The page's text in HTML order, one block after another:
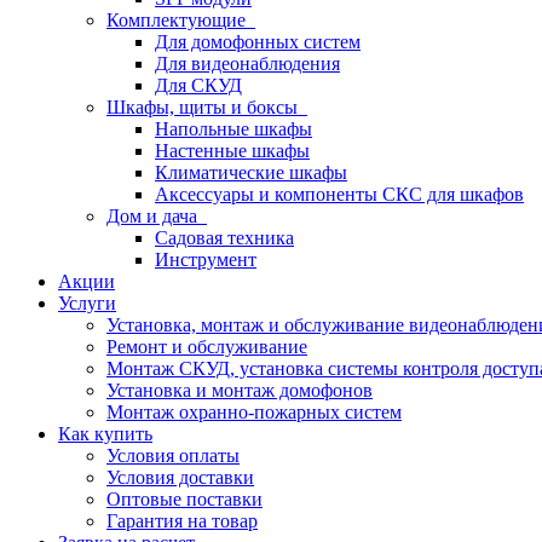
Комплектующие
Для домофонных систем
Для видеонаблюдения
Для СКУД
Шкафы, щиты и боксы
Напольные шкафы
Настенные шкафы
Климатические шкафы
Аксессуары и компоненты СКС для шкафов
Дом и дача
Садовая техника
Инструмент
Акции
Услуги
Установка, монтаж и обслуживание
Ремонт и обслуживание
Монтаж СКУД, установка системы контроля
Установка и монтаж домофонов
Монтаж охранно-пожарных систем
Как купить
Условия оплаты
Условия доставки
Оптовые поставки
Гарантия на товар